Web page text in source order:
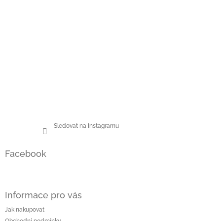
Sledovat na Instagramu
Facebook
Informace pro vás
Jak nakupovat